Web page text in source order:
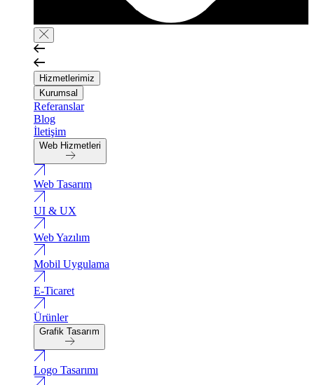
Hizmetlerimiz
Kurumsal
Referanslar
Blog
İletişim
Web Hizmetleri
Web Tasarım
UI & UX
Web Yazılım
Mobil Uygulama
E-Ticaret
Ürünler
Grafik Tasarım
Logo Tasarımı